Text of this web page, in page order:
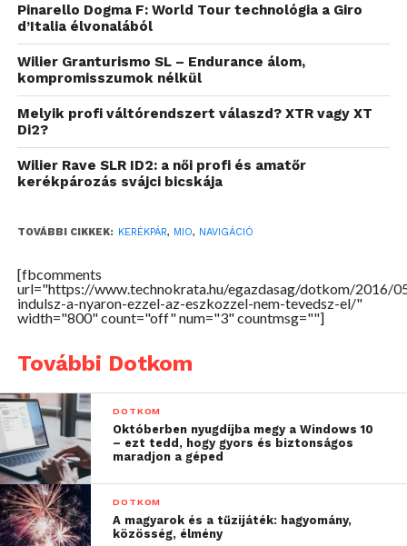
Az autóskamerák és navigációk piacán innovatív
számára is kínál okoskütyüket. A Mio Cyclo
termékcsalád tagjai segítenek az útvonalak
éppen a túraadatok mérésében. Az érintőképernyős
funkcióval bővültek, a kerékpáros GPS-ek mellé
ingyenesen elérhető a multifunkciós Strava
alkalmazás is, mely az edzésprogramtól a live
rengeteg extrával segíti a felhasználókat. Sőt, aki egy
kis szórakozásra vágyik, a Live szegmens
funkciónak köszönhetően egy globális, virtuális
versenybe is bármikor becsatlakozhat.
A Mio készülékekben is elérhető Strava Live
szegmensei már megjelenésükkor egy csapásra
felélénkítették a kerékpáros kultúrát és a versengés
Pinarello Dogma F: World Tour technológia a Giro
d’Italia élvonalából
Wilier Granturismo SL – Endurance álom,
kompromisszumok nélkül
Melyik profi váltórendszert válaszd? XTR vagy XT
Di2?
Wilier Rave SLR ID2: a női profi és amatőr
kerékpározás svájci bicskája
TOVÁBBI CIKKEK: KERÉKPÁR, MIO, NAVIGÁCIÓ
[fbcomments
url="https://www.technokrata.hu/egazdasag/dotkom/2016/
indulsz-a-nyaron-ezzel-az-eszkozzel-nem-tevedsz-el/"
width="800" count="off" num="3" countmsg=""]
További Dotkom
DOTKOM
Októberben nyugdíjba megy a Windows 10
– ezt tedd, hogy gyors és biztonságos
maradjon a géped
DOTKOM
A magyarok és a tűzijáték: hagyomány,
közösség, élmény